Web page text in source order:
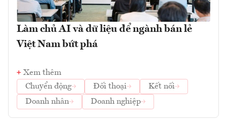
Làm chủ AI và dữ liệu để ngành bán lẻ
Việt Nam bứt phá
Xem thêm
Chuyển động
Đối thoại
Kết nối
Doanh nhân
Doanh nghiệp